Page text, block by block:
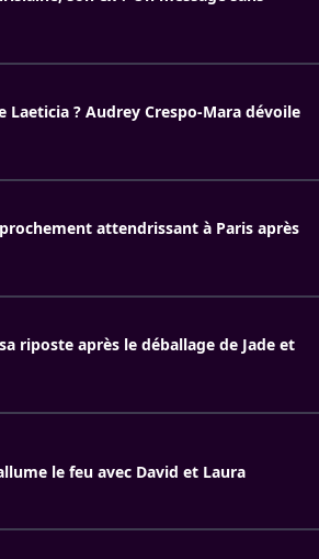
Laeticia ? Audrey Crespo-Mara dévoile
attendrissant à Paris après
riposte après le déballage de Jade et
le feu avec David et Laura